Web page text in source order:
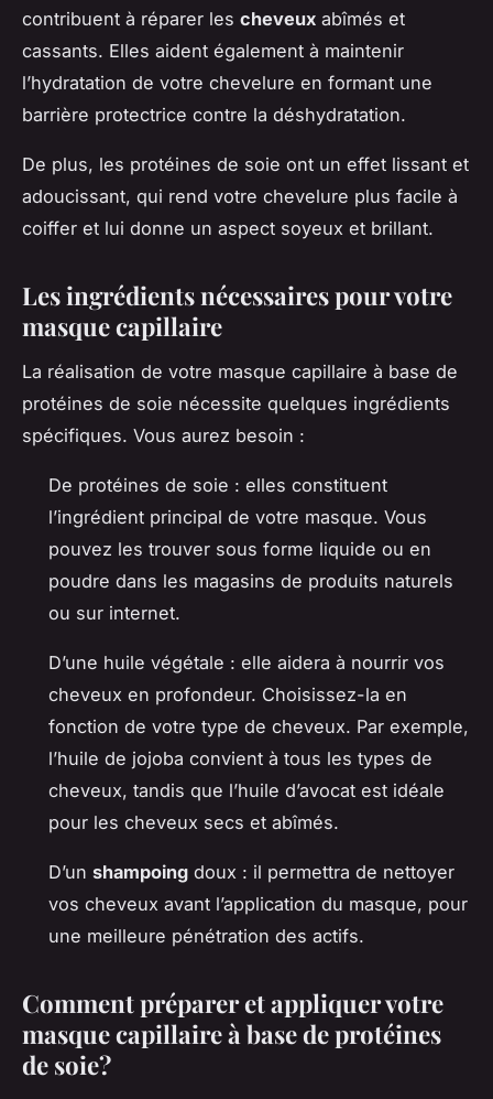
contribuent à réparer les cheveux abîmés et
cassants. Elles aident également à maintenir
l’hydratation de votre chevelure en formant une
barrière protectrice contre la déshydratation.
De plus, les protéines de soie ont un effet lissant et
adoucissant, qui rend votre chevelure plus facile à
coiffer et lui donne un aspect soyeux et brillant.
Les ingrédients nécessaires pour votre
masque capillaire
La réalisation de votre masque capillaire à base de
protéines de soie nécessite quelques ingrédients
spécifiques. Vous aurez besoin :
De protéines de soie : elles constituent
l’ingrédient principal de votre masque. Vous
pouvez les trouver sous forme liquide ou en
poudre dans les magasins de produits naturels
ou sur internet.
D’une huile végétale : elle aidera à nourrir vos
cheveux en profondeur. Choisissez-la en
fonction de votre type de cheveux. Par exemple,
l’huile de jojoba convient à tous les types de
cheveux, tandis que l’huile d’avocat est idéale
pour les cheveux secs et abîmés.
D’un shampoing doux : il permettra de nettoyer
vos cheveux avant l’application du masque, pour
une meilleure pénétration des actifs.
Comment préparer et appliquer votre
masque capillaire à base de protéines
de soie?